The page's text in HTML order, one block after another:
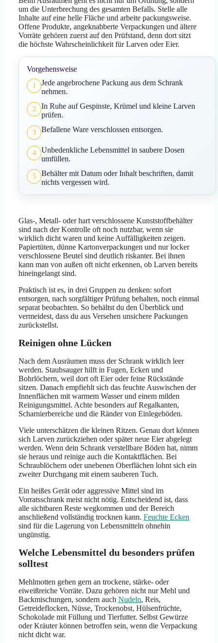
um die Unterbrechung des gesamten Befalls. Stelle alle
Inhalte auf eine helle Fläche und arbeite packungsweise.
Offene Produkte, angeknabberte Verpackungen und ältere
Vorräte gehören zuerst auf den Prüfstand, denn dort sitzt
die höchste Wahrscheinlichkeit für Larven oder Eier.
Vorgehensweise
1
Jede angebrochene Packung aus dem Schrank
nehmen.
2
In Ruhe auf Gespinste, Krümel und kleine Larven
prüfen.
3 Befallene Ware verschlossen entsorgen.
4
Unbedenkliche Lebensmittel in saubere Dosen
umfüllen.
5
Behälter mit Datum oder Inhalt beschriften, damit
nichts vergessen wird.
Glas-, Metall- oder hart verschlossene Kunststoffbehälter
sind nach der Kontrolle oft noch nutzbar, wenn sie
wirklich dicht waren und keine Auffälligkeiten zeigen.
Papiertüten, dünne Kartonverpackungen und nur locker
verschlossene Beutel sind deutlich riskanter. Bei ihnen
kann man von außen oft nicht erkennen, ob Larven bereits
hineingelangt sind.
Praktisch ist es, in drei Gruppen zu denken: sofort
entsorgen, nach sorgfältiger Prüfung behalten, noch einmal
separat beobachten. So behältst du den Überblick und
vermeidest, dass du aus Versehen unsichere Packungen
zurückstellst.
Reinigen ohne Lücken
Nach dem Ausräumen muss der Schrank wirklich leer
werden. Staubsauger hilft in Fugen, Ecken und
Bohrlöchern, weil dort oft Eier oder feine Rückstände
sitzen. Danach empfiehlt sich das feuchte Auswischen der
Innenflächen mit warmem Wasser und einem milden
Reinigungsmittel. Achte besonders auf Regalkanten,
Scharnierbereiche und die Ränder von Einlegeböden.
Viele unterschätzen die kleinen Ritzen. Genau dort können
sich Larven zurückziehen oder später neue Eier abgelegt
werden. Wenn dein Schrank verstellbare Böden hat, nimm
sie heraus und reinige auch die Kontaktflächen. Bei
Schraublöchern oder unebenen Oberflächen lohnt sich ein
zweiter Durchgang mit einem sauberen Tuch.
Ein heißes Gerät oder aggressive Mittel sind im
Vorratsschrank meist nicht nötig. Entscheidend ist, dass
alle sichtbaren Reste wegkommen und der Bereich
anschließend vollständig trocknen kann. Feuchte Ecken
sind für die Lagerung von Lebensmitteln ohnehin
ungünstig.
Welche Lebensmittel du besonders prüfen
solltest
Mehlmotten gehen gern an trockene, stärke- oder
eiweißreiche Vorräte. Dazu gehören nicht nur Mehl und
Backmischungen, sondern auch Nudeln, Reis,
Getreideflocken, Nüsse, Trockenobst, Hülsenfrüchte,
Schokolade mit Füllung und Tierfutter. Selbst Gewürze
oder Kräuter können betroffen sein, wenn die Verpackung
nicht dicht war.